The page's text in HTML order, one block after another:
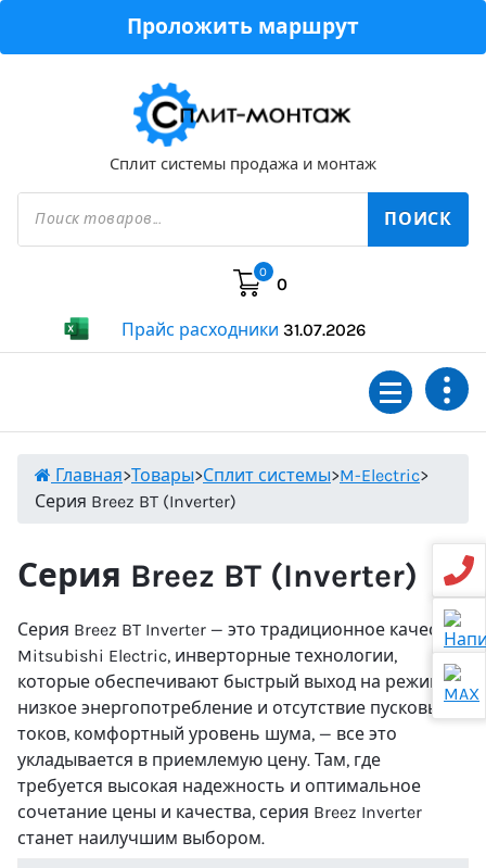
Проложить маршрут
Сплит системы продажа и монтаж
Поиск
товаров
ПОИСК
0
0
Прайс расходники 31.07.2026
Главная>Товары>Сплит системы>M-Electric>
Серия Breez BT (Inverter)
Серия Breez BT (Inverter)
Серия Breez BT Inverter — это традиционное качество
Mitsubishi Electric, инверторные технологии,
которые обеспечивают быстрый выход на режим,
низкое энергопотребление и отсутствие пусковых
токов, комфортный уровень шума, — все это
укладывается в приемлемую цену. Там, где
требуется высокая надежность и оптимальное
сочетание цены и качества, серия Breez Inverter
станет наилучшим выбором.